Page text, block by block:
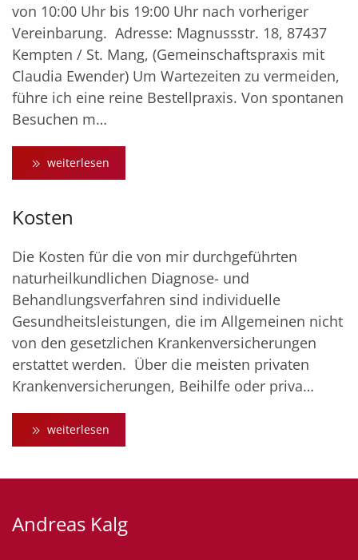
von 10:00 Uhr bis 19:00 Uhr nach vorheriger
Vereinbarung. Adresse: Magnussstr. 18, 87437
Kempten / St. Mang, (Gemeinschaftspraxis mit
Claudia Ewender) Um Wartezeiten zu vermeiden,
führe ich eine reine Bestellpraxis. Von spontanen
Besuchen m…
weiterlesen
Kosten
Die Kosten für die von mir durchgeführten
naturheilkundlichen Diagnose- und
Behandlungsverfahren sind individuelle
Gesundheitsleistungen, die im Allgemeinen nicht
von den gesetzlichen Krankenversicherungen
erstattet werden. Über die meisten privaten
Krankenversicherungen, Beihilfe oder priva…
weiterlesen
Andreas Kalg